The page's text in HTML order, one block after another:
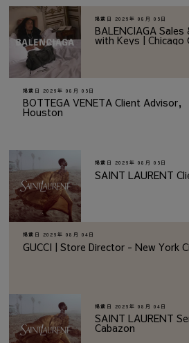
掲載日 2026年 08月 05日
BALENCIAGA
with Keys | Chicago
掲載日 2026年 08月 05日
BOTTEGA VENETA Client Advisor,
Houston
掲載日 2026年 08月 05日
SAINT LAURENT
掲載日 2026年 08月 04日
GUCCI | Store Director - New York
掲載日 2026年 08月 04日
SAINT LAURENT
Cabazon